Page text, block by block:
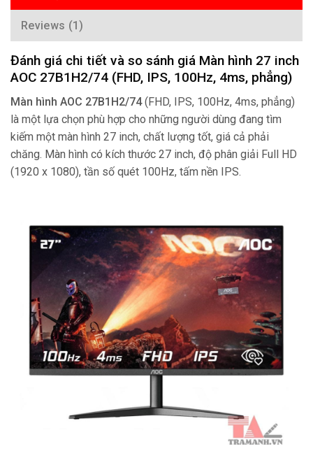
Reviews (1)
Đánh giá chi tiết và so sánh giá Màn hình 27 inch
AOC 27B1H2/74 (FHD, IPS, 100Hz, 4ms, phẳng)
Màn hình AOC 27B1H2/74(FHD, IPS, 100Hz, 4ms, phẳng)
là một lựa chọn phù hợp cho những người dùng đang tìm
kiếm một màn hình 27 inch, chất lượng tốt, giá cả phải
chăng. Màn hình có kích thước 27 inch, độ phân giải Full HD
(1920 x 1080), tần số quét 100Hz, tấm nền IPS.